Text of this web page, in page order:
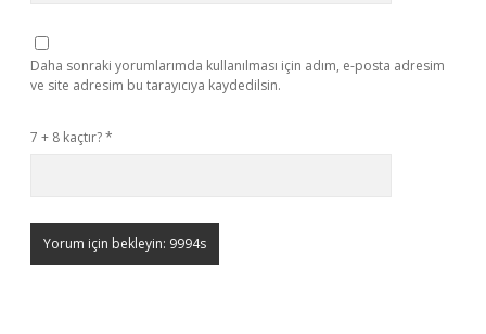
Daha sonraki yorumlarımda kullanılması için adım, e-posta adresim
ve site adresim bu tarayıcıya kaydedilsin.
7 + 8 kaçtır?*